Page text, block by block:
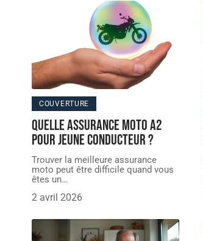
COUVERTURE
Quelle assurance moto A2
pour jeune conducteur ?
Trouver la meilleure assurance
moto peut être difficile quand vous
êtes un…
2 avril 2026